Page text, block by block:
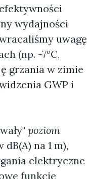
wydajności
uwagę
(np. -7°C,
grzania w zimie
GWP i
poziom
na 1 m),
elektryczne
funkcje